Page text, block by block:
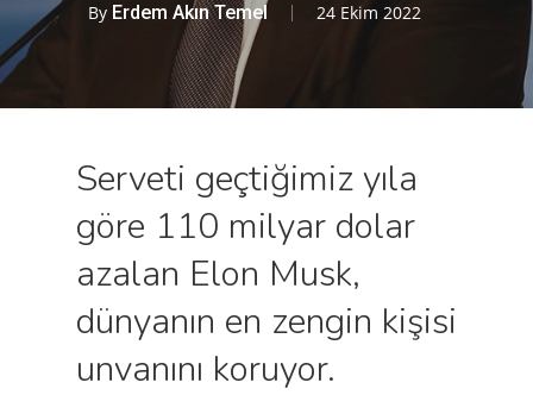
By Erdem Akın Temel 24 Ekim 2022
Serveti geçtiğimiz yıla
göre 110 milyar dolar
azalan Elon Musk,
dünyanın en zengin kişisi
unvanını koruyor.